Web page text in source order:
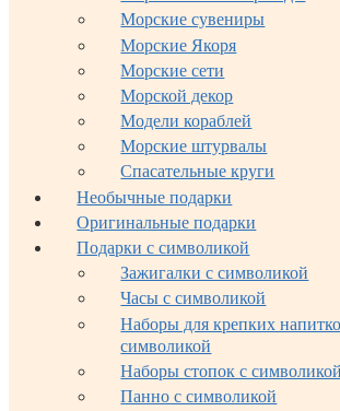
Морские сувениры
Морские Якоря
Морские сети
Морской декор
Модели кораблей
Морские штурвалы
Спасательные круги
Необычные подарки
Оригинальные подарки
Подарки с символикой
Зажигалки с символикой
Часы с символикой
Наборы для крепких
символикой
Наборы стопок с символикой
Панно с символикой